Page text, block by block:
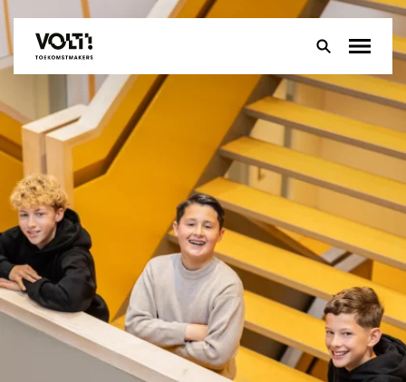
Over
Onderwijs
Leerlingen
Ouders
Groep 8